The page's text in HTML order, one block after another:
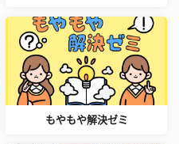
もやもや解決ゼミ